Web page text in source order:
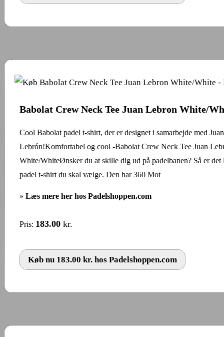
Babolat Crew Neck Tee Juan Lebron White/
Cool Babolat padel t-shirt, der er designet i samarbejde med Juan
Lebrón!Komfortabel og cool -Babolat Crew Neck Tee Juan
White/WhiteØnsker du at skille dig ud på padelbanen? Så er det
padel t-shirt du skal vælge. Den har 360 Mot
» Læs mere her hos Padelshoppen.com
Pris: 183.00 kr.
Køb nu 183.00 kr. hos Padelshoppen.com